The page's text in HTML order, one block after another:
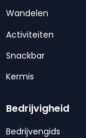
Wandelen
Activiteiten
Snackbar
Kermis
Bedrijvigheid
Bedrijvengids